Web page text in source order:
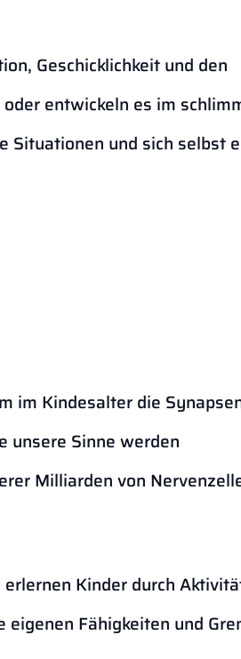
Geschicklichkeit und den
entwickeln es im
Situationen und sich selbst
im Kindesalter die
unsere Sinne werden
Milliarden von
wer sich
erlernen Kinder durch
Fähigkeiten und